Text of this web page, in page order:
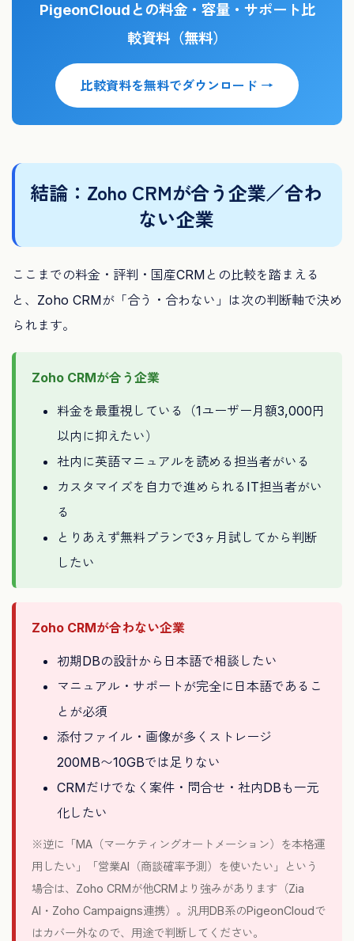
PigeonCloudとの料金・容量・サポート比
較資料（無料）
比較資料を無料でダウンロード →
結論：Zoho CRMが合う企業／合わ
ない企業
ここまでの料金・評判・国産CRMとの比較を踏まえる
と、Zoho CRMが「合う・合わない」は次の判断軸で決め
られます。
Zoho CRMが合う企業
料金を最重視している（1ユーザー月額3,000円
以内に抑えたい）
社内に英語マニュアルを読める担当者がいる
カスタマイズを自力で進められるIT担当者がい
る
とりあえず無料プランで3ヶ月試してから判断
したい
Zoho CRMが合わない企業
初期DBの設計から日本語で相談したい
マニュアル・サポートが完全に日本語であるこ
とが必須
添付ファイル・画像が多くストレージ
200MB〜10GBでは足りない
CRMだけでなく案件・問合せ・社内DBも一元
化したい
※逆に「MA（マーケティングオートメーション）を本格運
用したい」「営業AI（商談確率予測）を使いたい」という
場合は、Zoho CRMが他CRMより強みがあります（Zia
AI・Zoho Campaigns連携）。汎用DB系のPigeonCloudで
はカバー外なので、用途で判断してください。